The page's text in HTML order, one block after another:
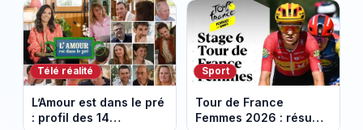
Télé réalité
L’Amour est dans le pré
: profil des 14
Sport
Tour de France
Femmes 2026 : résumé